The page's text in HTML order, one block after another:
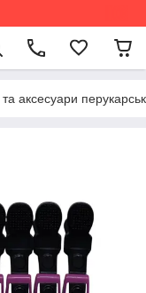
аксесуари